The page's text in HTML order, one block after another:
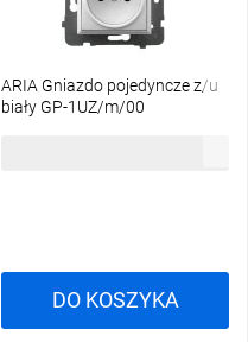
ARIA Gniazdo pojedyncze z/u
biały GP-1UZ/m/00
DO KOSZYKA